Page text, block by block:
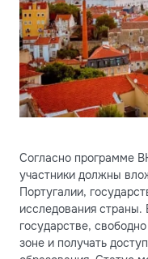
Согласно программе
участники должны
Португалии,
исследования
государстве,
зоне и получать